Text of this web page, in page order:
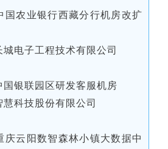
国农业银行西藏分行机房改扩
电子工程技术有限公司
国银联园区研发客服机房
科技股份有限公司
庆云阳数智森林小镇大数据中